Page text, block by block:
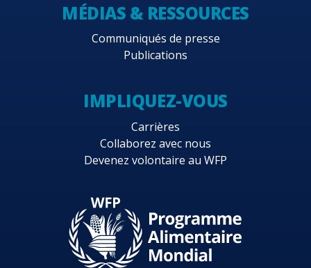
MÉDIAS & RESSOURCES
Communiqués de presse
Publications
IMPLIQUEZ-VOUS
Carrières
Collaborez avec nous
Devenez volontaire au WFP